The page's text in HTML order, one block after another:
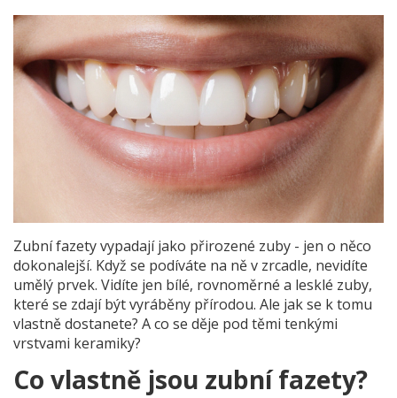
Zubní fazety vypadají jako přirozené zuby - jen o něco
dokonalejší. Když se podíváte na ně v zrcadle, nevidíte
umělý prvek. Vidíte jen bílé, rovnoměrné a lesklé zuby,
které se zdají být vyráběny přírodou. Ale jak se k tomu
vlastně dostanete? A co se děje pod těmi tenkými
vrstvami keramiky?
Co vlastně jsou zubní fazety?